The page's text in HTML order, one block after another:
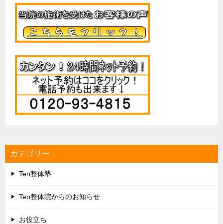
カテゴリー
Ten整体塾
Ten整体院からのお知らせ
お役立ち